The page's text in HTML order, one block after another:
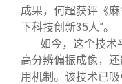
成果，何超获评《
下科技创新35人”。
如今，这个技术
高分辨偏振成像，
用机制。该技术已